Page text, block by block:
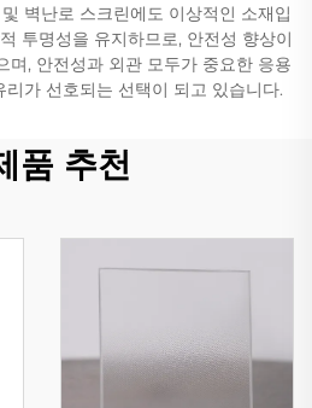
벽난로 스크린에도 이상적인 소재입
투명성을 유지하므로, 안전성 향상이
며, 안전성과 외관 모두가 중요한 응용
가 선호되는 선택이 되고 있습니다.
품 추천